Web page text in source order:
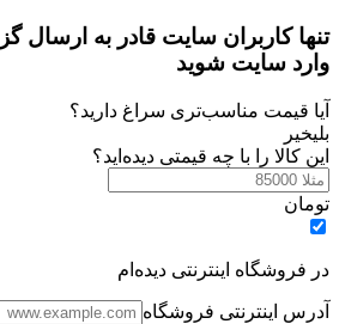
تنها کاربران سایت قادر به ارسال
وارد سایت شوید
آیا قیمت مناسب‌تری سراغ دارید؟
بلیخیر
این کالا را با چه قیمتی دیده‌اید؟
تومان
در فروشگاه اینترنتی دیده‌ام
آدرس اینترنتی فروشگاه